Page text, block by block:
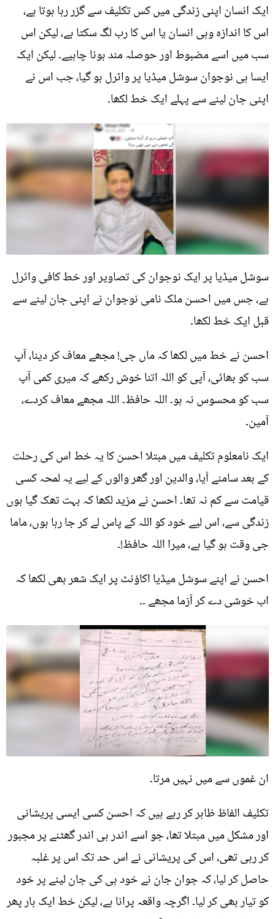
ایک انسان اپنی زندگی میں کس تکلیف سے گزر رہا ہوتا ہے،
اس کا اندازہ وہی انسان یا اس کا رب لگ سکتا ہے، لیکن اس
سب میں اسے مضبوط اور حوصلہ مند ہونا چاہیے۔ لیکن ایک
ایسا ہی نوجوان سوشل میڈیا پر وائرل ہو گیا، جب اس نے
اپنی جان لینے سے پہلے ایک خط لکھا۔
سوشل میڈیا پر ایک نوجوان کی تصاویر اور خط کافی وائرل
ہے، جس میں احسن ملک نامی نوجوان نے اپنی جان لینے سے
قبل ایک خط لکھا۔
احسن نے خط میں لکھا کہ ماں جی! مجھے معاف کر دینا، آپ
سب کو بھائی، آپی کو اللہ اتنا خوش رکھے کہ میری کمی آپ
سب کو محسوس نہ ہو۔ اللہ حافظ۔ اللہ مجھے معاف کردے،
آمین۔
ایک نامعلوم تکلیف میں مبتلا احسن کا یہ خط اس کی رحلت
کے بعد سامنے آیا، والدین اور گھر والوں کے لیے یہ لمحہ کسی
قیامت سے کم نہ تھا۔ احسن نے مزید لکھا کہ بہت تھک گیا ہوں
زندگی سے، اس لیے خود کو اللہ کے پاس لے کر جا رہا ہوں، ماما
جی وقت ہو گیا ہے، میرا اللہ حافظ!۔
احسن نے اپنے سوشل میڈیا اکاؤنٹ پر ایک شعر بھی لکھا کہ
اب خوشی دے کر آزما مجھے ۔۔
ان غموں سے میں نہیں مرتا۔
تکلیف الفاظ ظاہر کر رہے ہیں کہ احسن کسی ایسی پریشانی
اور مشکل میں مبتلا تھا، جو اسے اندر ہی اندر گھٹنے پر مجبور
کر رہی تھی، اس کی پریشانی نے اس حد تک اس پر غلبہ
حاصل کر لیا، کہ جوان جان نے خود ہی کی جان لینے پر خود
کو تیار بھی کر لیا۔ اگرچہ واقعہ پرانا ہے، لیکن خط ایک بار پھر